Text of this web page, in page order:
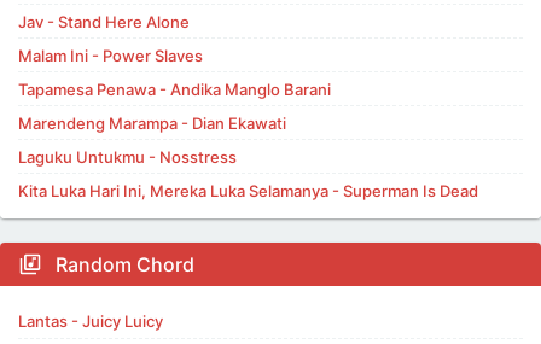
Jav - Stand Here Alone
Malam Ini - Power Slaves
Tapamesa Penawa - Andika Manglo Barani
Marendeng Marampa - Dian Ekawati
Laguku Untukmu - Nosstress
Kita Luka Hari Ini, Mereka Luka Selamanya - Superman Is Dead
Random Chord
Lantas - Juicy Luicy